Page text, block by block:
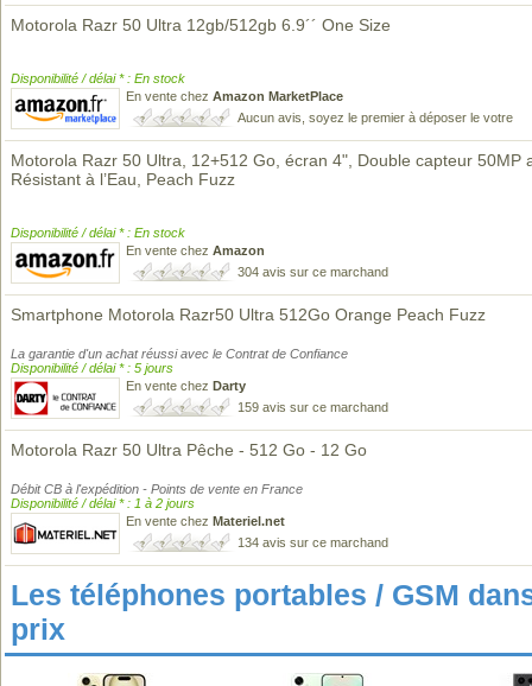
Motorola Razr 50 Ultra 12gb/512gb 6.9´´ One Size
Disponibilité / délai * : En stock
En vente chez Amazon MarketPlace
Aucun avis, soyez le premier à déposer le votre
Motorola Razr 50 Ultra, 12+512 Go, écran 4", Double capteur 50MP
Résistant à l’Eau, Peach Fuzz
Disponibilité / délai * : En stock
En vente chez Amazon
304 avis sur ce marchand
Smartphone Motorola Razr50 Ultra 512Go Orange Peach Fuzz
La garantie d'un achat réussi avec le Contrat de Confiance
Disponibilité / délai * : 5 jours
En vente chez Darty
159 avis sur ce marchand
Motorola Razr 50 Ultra Pêche - 512 Go - 12 Go
Débit CB à l'expédition - Points de vente en France
Disponibilité / délai * : 1 à 2 jours
En vente chez Materiel.net
134 avis sur ce marchand
Les téléphones portables / GSM
prix